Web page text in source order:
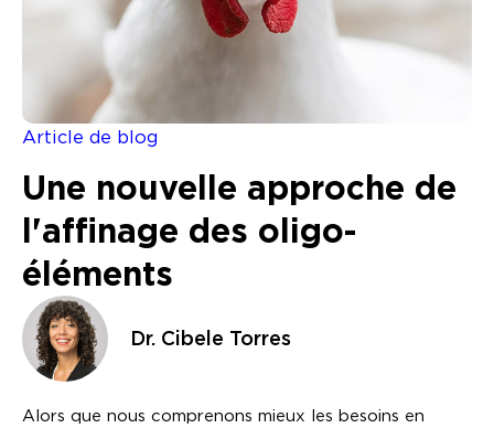
Article de blog
Une nouvelle approche de
l'affinage des oligo-
éléments
Dr. Cibele Torres
Alors que nous comprenons mieux les besoins en